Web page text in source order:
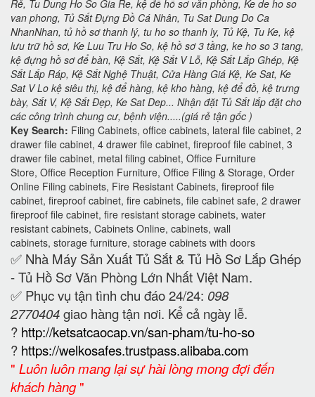
Rẻ, Tu Dung Ho So Gia Re, kệ để hồ sơ văn phòng, Ke de ho so
van phong, Tủ Sắt Đựng Đồ Cá Nhân, Tu Sat Dung Do Ca
NhanNhan, tủ hồ sơ thanh lý, tu ho so thanh ly, Tủ Kệ, Tu Ke, kệ
lưu trữ hồ sơ, Ke Luu Tru Ho So, kệ hồ sơ 3 tầng, ke ho so 3 tang,
kệ đựng hồ sơ để bàn, Kệ Sắt, Kệ Sắt V Lỗ, Kệ Sắt Lắp Ghép, Kệ
Sắt Lắp Ráp, Kệ Sắt Nghệ Thuật, Cửa Hàng Giá Kệ, Ke Sat, Ke
Sat V Lo kệ siêu thị, kệ để hàng, kệ kho hàng, kệ để đồ, kệ trưng
bày, Sắt V, Kệ Sắt Đẹp, Ke Sat Dep... Nhận đặt Tủ Sắt lắp đặt cho
các công trình chung cư, bệnh viện.....(giá rẻ tận gốc )
Key Search: Filing Cabinets, office cabinets, lateral file cabinet, 2
drawer file cabinet, 4 drawer file cabinet, fireproof file cabinet, 3
drawer file cabinet, metal filing cabinet, Office Furniture
Store, Office Reception Furniture, Office Filing & Storage, Order
Online Filing cabinets, Fire Resistant Cabinets, fireproof file
cabinet, fireproof cabinet, fire cabinets, file cabinet safe, 2 drawer
fireproof file cabinet, fire resistant storage cabinets, water
resistant cabinets, Cabinets Online, cabinets, wall
cabinets, storage furniture, storage cabinets with doors
✅ Nhà Máy Sản Xuất Tủ Sắt & Tủ Hồ Sơ Lắp Ghép
- Tủ Hồ Sơ Văn Phòng Lớn Nhất Việt Nam.
✅ Phục vụ tận tình chu đáo 24/24: 098
2770404giao hàng tận nơi. Kể cả ngày lễ.
? http://ketsatcaocap.vn/san-pham/tu-ho-so
? https://welkosafes.trustpass.alibaba.com
" Luôn luôn mang lại sự hài lòng mong đợi đến
khách hàng"